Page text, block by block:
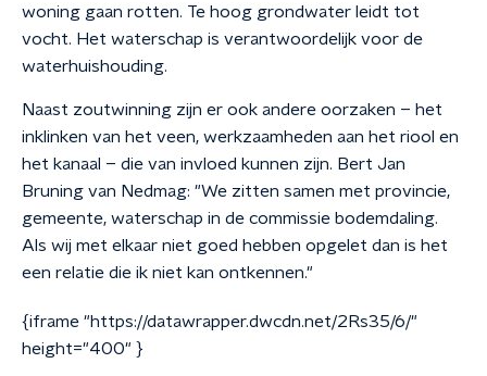
woning gaan rotten. Te hoog grondwater leidt tot
vocht. Het waterschap is verantwoordelijk voor de
waterhuishouding.
Naast zoutwinning zijn er ook andere oorzaken – het
inklinken van het veen, werkzaamheden aan het riool en
het kanaal – die van invloed kunnen zijn. Bert Jan
Bruning van Nedmag: "We zitten samen met provincie,
gemeente, waterschap in de commissie bodemdaling.
Als wij met elkaar niet goed hebben opgelet dan is het
een relatie die ik niet kan ontkennen."
{iframe "https://datawrapper.dwcdn.net/2Rs35/6/"
height="400" }